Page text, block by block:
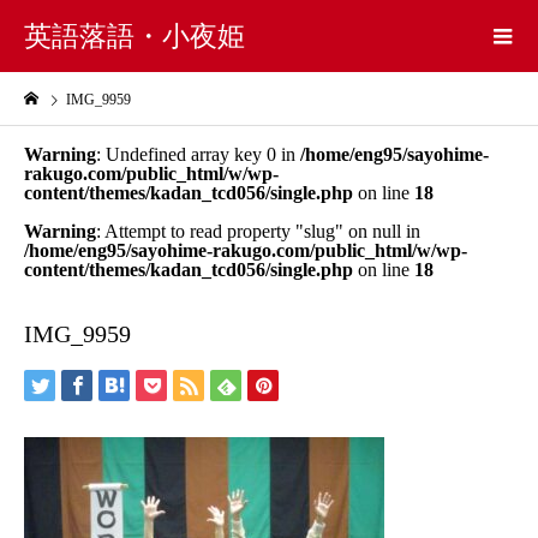
英語落語・小夜姫
IMG_9959
Warning: Undefined array key 0 in /home/eng95/sayohime-
rakugo.com/public_html/w/wp-
content/themes/kadan_tcd056/single.php on line 18
Warning: Attempt to read property "slug" on null in
/home/eng95/sayohime-rakugo.com/public_html/w/wp-
content/themes/kadan_tcd056/single.php on line 18
IMG_9959